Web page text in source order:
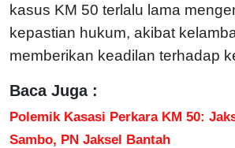
kasus KM 50 terlalu lama
kepastian hukum, akibat
memberikan keadilan terhadap
Baca Juga :
Polemik Kasasi Perkara KM 50:
Sambo, PN Jaksel Bantah